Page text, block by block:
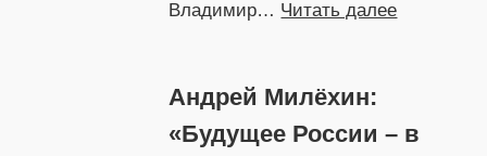
Владимир… Читать далее:
Андрей Милёхин:
«Будущее России – в